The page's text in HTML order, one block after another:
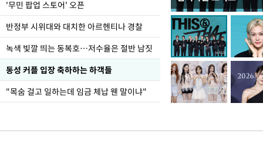
'무민 팝업 스토어' 오픈
반정부 시위대와 대치한 아르헨티나 경찰
녹색 빛깔 띄는 동복호…저수율은 절반 남짓
동성 커플 입장 축하하는 하객들
"목숨 걸고 일하는데 임금 체납 웬 말이냐"
지석천 뒤덮은 개구리